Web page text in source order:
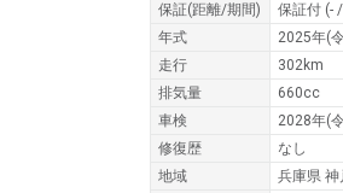
保証(距離/期間) 保証付 (-
年式
2025年(
走行
302km
排気量
660cc
車検
2028年(
修復歴
なし
地域
兵庫県 神